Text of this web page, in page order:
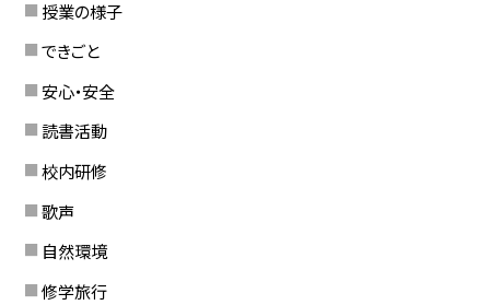
授業の様子
できごと
安心・安全
読書活動
校内研修
歌声
自然環境
修学旅行